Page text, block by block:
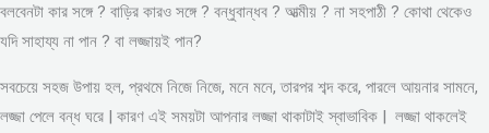
বলবেনটা কার সঙ্গে ? বাড়ির কারও সঙ্গে ? বন্ধুবান্ধব ? আত্মীয় ? না সহপাঠী ? কোথা থেকেও
যদি সাহায্য না পান ? বা লজ্জায়ই পান?
সবচেয়ে সহজ উপায় হল, প্রথমে নিজে নিজে, মনে মনে, তারপর শব্দ করে, পারলে আয়নার সামনে,
লজ্জা পেলে বন্ধ ঘরে | কারণ এই সময়টা আপনার লজ্জা থাকাটাই স্বাভাবিক | লজ্জা থাকলেই